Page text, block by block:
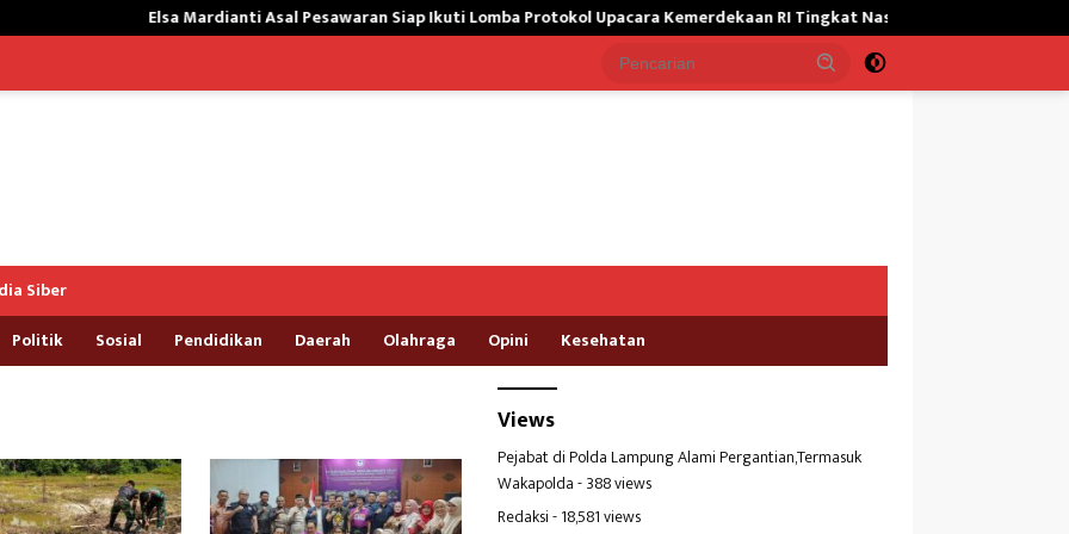
Elsa Mardianti Asal Pesawaran Siap Ikuti Lomba Protokol Upacara Kemerdekaan RI Tingkat Nasional
Siber
Politik Sosial Pendidikan Daerah Olahraga Opini Kesehatan
Views
Pejabat di Polda Lampung Alami Pergantian,Termasuk
Wakapolda- 388 views
Redaksi- 18,581 views